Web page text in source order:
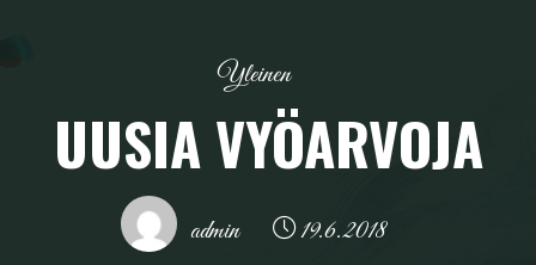
Yleinen
UUSIA VYÖARVOJA
admin 19.6.2018